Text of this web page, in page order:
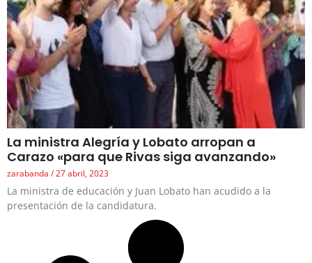
La ministra Alegría y Lobato arropan a
Carazo «para que Rivas siga avanzando»
zarabanda 27 abril, 2023
La ministra de educación y Juan Lobato han acudido a la
presentación de la candidatura.